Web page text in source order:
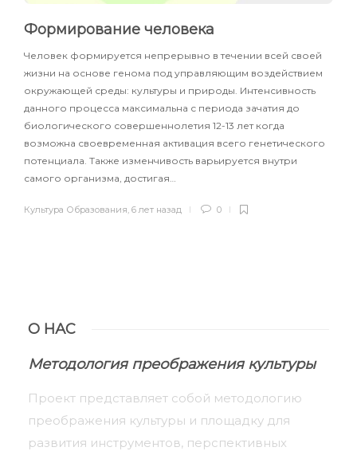
Формирование человека
Человек формируется непрерывно в течении всей своей
жизни на основе генома под управляющим воздействием
окружающей среды: культуры и природы. Интенсивность
данного процесса максимальна с периода зачатия до
биологического совершеннолетия 12-13 лет когда
возможна своевременная активация всего генетического
потенциала. Также изменчивость варьируется внутри
самого организма, достигая…
Культура Образования, 6 лет назад 0
О НАС
Методология преображения культуры
Проект представляет собой методологию
преображения культуры и площадку для
развития инструментов, перспективных